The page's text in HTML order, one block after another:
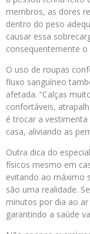
membros, as dores
dentro do peso
causar essa
consequentemente
O uso de roupas
fluxo sanguíneo
afetada. “Calças
confortáveis,
é trocar a
casa, aliviando as
Outra dica do
físicos mesmo em
evitando ao máximo
são uma realidade.
minutos por dia ao
garantindo a saúde